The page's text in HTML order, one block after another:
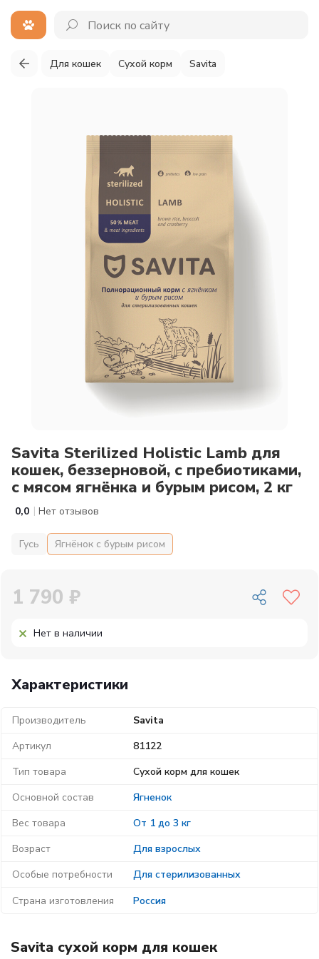
Для кошек Сухой корм Savita
Savita Sterilized Holistic Lamb для
кошек, беззерновой, с пребиотиками,
с мясом ягнёнка и бурым рисом, 2 кг
0,0 | Нет отзывов
Гусь Ягнёнок с бурым рисом
Характеристики
Производитель
Savita
Артикул
81122
Тип товара
Сухой корм для кошек
Основной состав
Ягненок
Вес товара
От 1 до 3 кг
Возраст
Для взрослых
Особые потребности
Для стерилизованных
Страна изготовления
Россия
1 790 ₽
Нет в наличии
Savita сухой корм для кошек